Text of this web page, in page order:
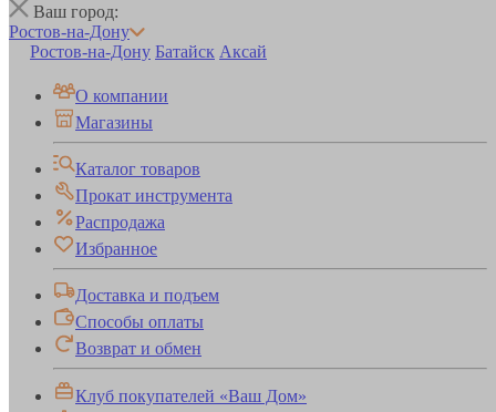
Ваш город:
Ростов-на-Дону
Ростов-на-Дону Батайск Аксай
О компании
Магазины
Каталог товаров
Прокат инструмента
Распродажа
Избранное
Доставка и подъем
Способы оплаты
Возврат и обмен
Клуб покупателей «Ваш Дом»